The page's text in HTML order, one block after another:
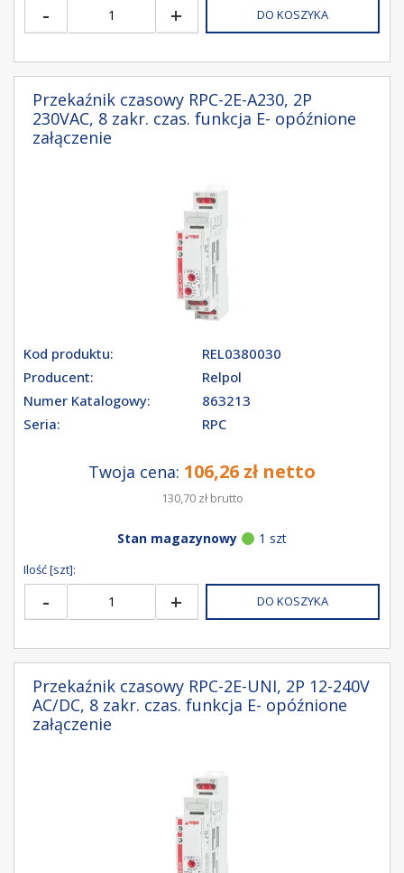
- + DO KOSZYKA
Przekaźnik czasowy RPC-2E-A230, 2P
230VAC, 8 zakr. czas. funkcja E- opóźnione
załączenie
Kod produktu:
REL0380030
Producent:
Relpol
Numer Katalogowy:
863213
Seria:
RPC
Twoja cena: 106,26 zł netto
130,70 zł brutto
Stan magazynowy 1 szt
Ilość [szt]:
- + DO KOSZYKA
Przekaźnik czasowy RPC-2E-UNI, 2P 12-240V
AC/DC, 8 zakr. czas. funkcja E- opóźnione
załączenie